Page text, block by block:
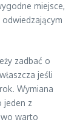
miejsce,
zadbać o
jeśli
Wymiana
jeden z
warto